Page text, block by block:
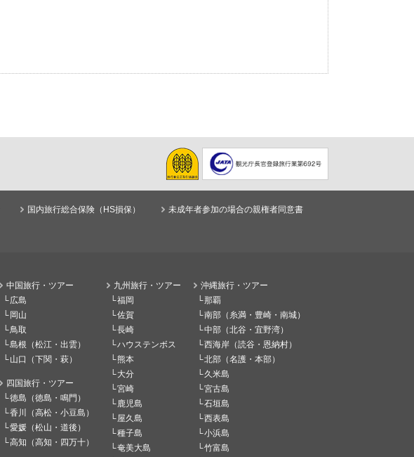
国内旅行総合保険（HS損保） 未成年者参加の場合の親権者同意書
中国旅行・ツアー
広島
岡山
鳥取
島根（松江・出雲）
山口（下関・萩）
四国旅行・ツアー
徳島（徳島・鳴門）
香川（高松・小豆島）
愛媛（松山・道後）
高知（高知・四万十）
九州旅行・ツアー
福岡
佐賀
長崎
ハウステンボス
熊本
大分
宮崎
鹿児島
屋久島
種子島
奄美大島
沖縄旅行・ツアー
那覇
南部（糸満・豊崎・南城）
中部（北谷・宜野湾）
西海岸（読谷・恩納村）
北部（名護・本部）
久米島
宮古島
石垣島
西表島
小浜島
竹富島